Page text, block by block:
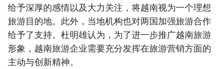
给予深厚的感情以及大力关注，将越南视为一个理想
旅游目的地。此外，当地机构也对两国加强旅游合作
给予了支持。杜明雄认为，为了进一步推广越南旅游
形象，越南旅游企业需要充分发挥在旅游营销方面的
主动与创新精神。